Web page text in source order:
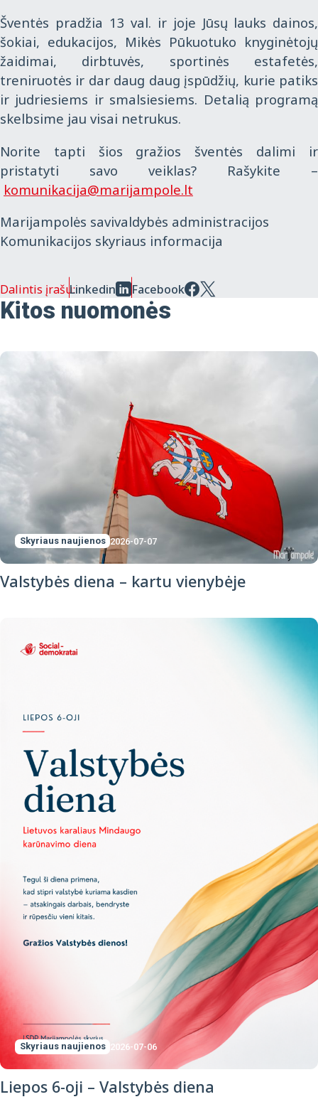
Šventės pradžia 13 val. ir joje Jūsų lauks dainos,
šokiai, edukacijos, Mikės Pūkuotuko knyginėtojų
žaidimai, dirbtuvės, sportinės estafetės,
treniruotės ir dar daug daug įspūdžių, kurie patiks
ir judriesiems ir smalsiesiems. Detalią programą
skelbsime jau visai netrukus.
Norite tapti šios gražios šventės dalimi ir
pristatyti savo veiklas? Rašykite –
komunikacija@marijampole.lt
Marijampolės savivaldybės administracijos
Komunikacijos skyriaus informacija
Dalintis įrašu:Linkedin Facebook
Kitos nuomonės
Skyriaus naujienos 2026-07-07
Valstybės diena – kartu vienybėje
Skyriaus naujienos 2026-07-06
Liepos 6-oji – Valstybės diena